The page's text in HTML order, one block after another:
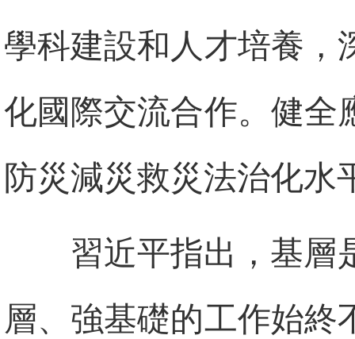
學科建設和人才培養，
化國際交流合作。健全
防災減災救災法治化水
習近平指出，基層
層、強基礎的工作始終